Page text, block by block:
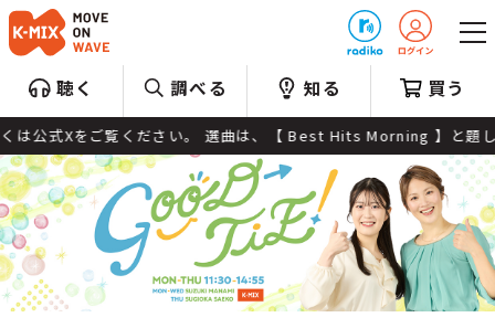
聴く 調べる 知る 買う
ください。 選曲は、【 Best Hits Morning 】と題して、 朝に